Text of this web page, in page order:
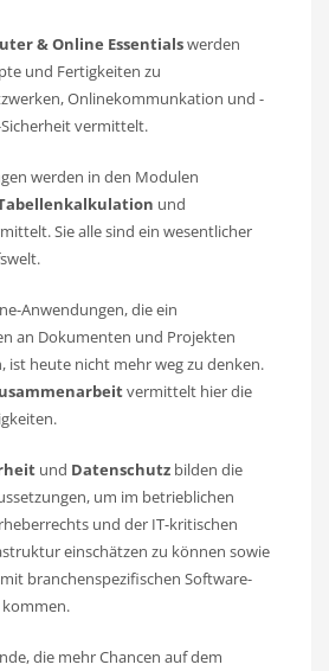
& Online Essentialswerden
und Fertigkeiten zu
Onlinekommunkation und -
vermittelt.
werden in den Modulen
und
Sie alle sind ein wesentlicher
Anwendungen, die ein
an Dokumenten und Projekten
ist heute nicht mehr weg zu denken.
vermittelt hier die
und Datenschutz bilden die
um im betrieblichen
und der IT-kritischen
einschätzen zu können sowie
branchenspezifischen Software-
die mehr Chancen auf dem